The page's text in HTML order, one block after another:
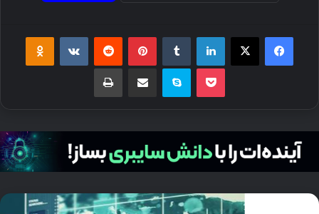
فیسبوک ایکس لینکداین پینتریست
پاکت اسکایپ چاپ